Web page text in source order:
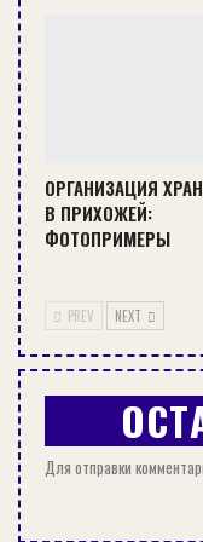
Свойства
Они
стойко
устойчивы к
ОРГАНИЗАЦИЯ
В ПРИХОЖЕЙ:
ФОТОПРИМЕРЫ
PREV NEXT
Для отправки